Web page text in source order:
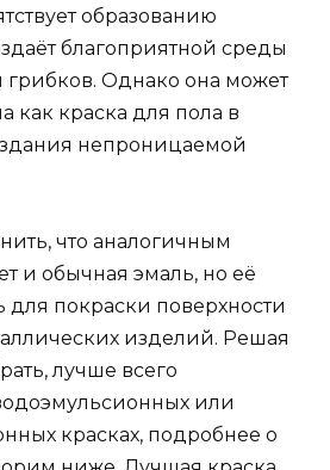
образованию
благоприятной среды
Однако она может
как краска для пола в
непроницаемой
что аналогичным
и обычная эмаль, но её
покраски поверхности
изделий. Решая
лучше всего
или
красках, подробнее о